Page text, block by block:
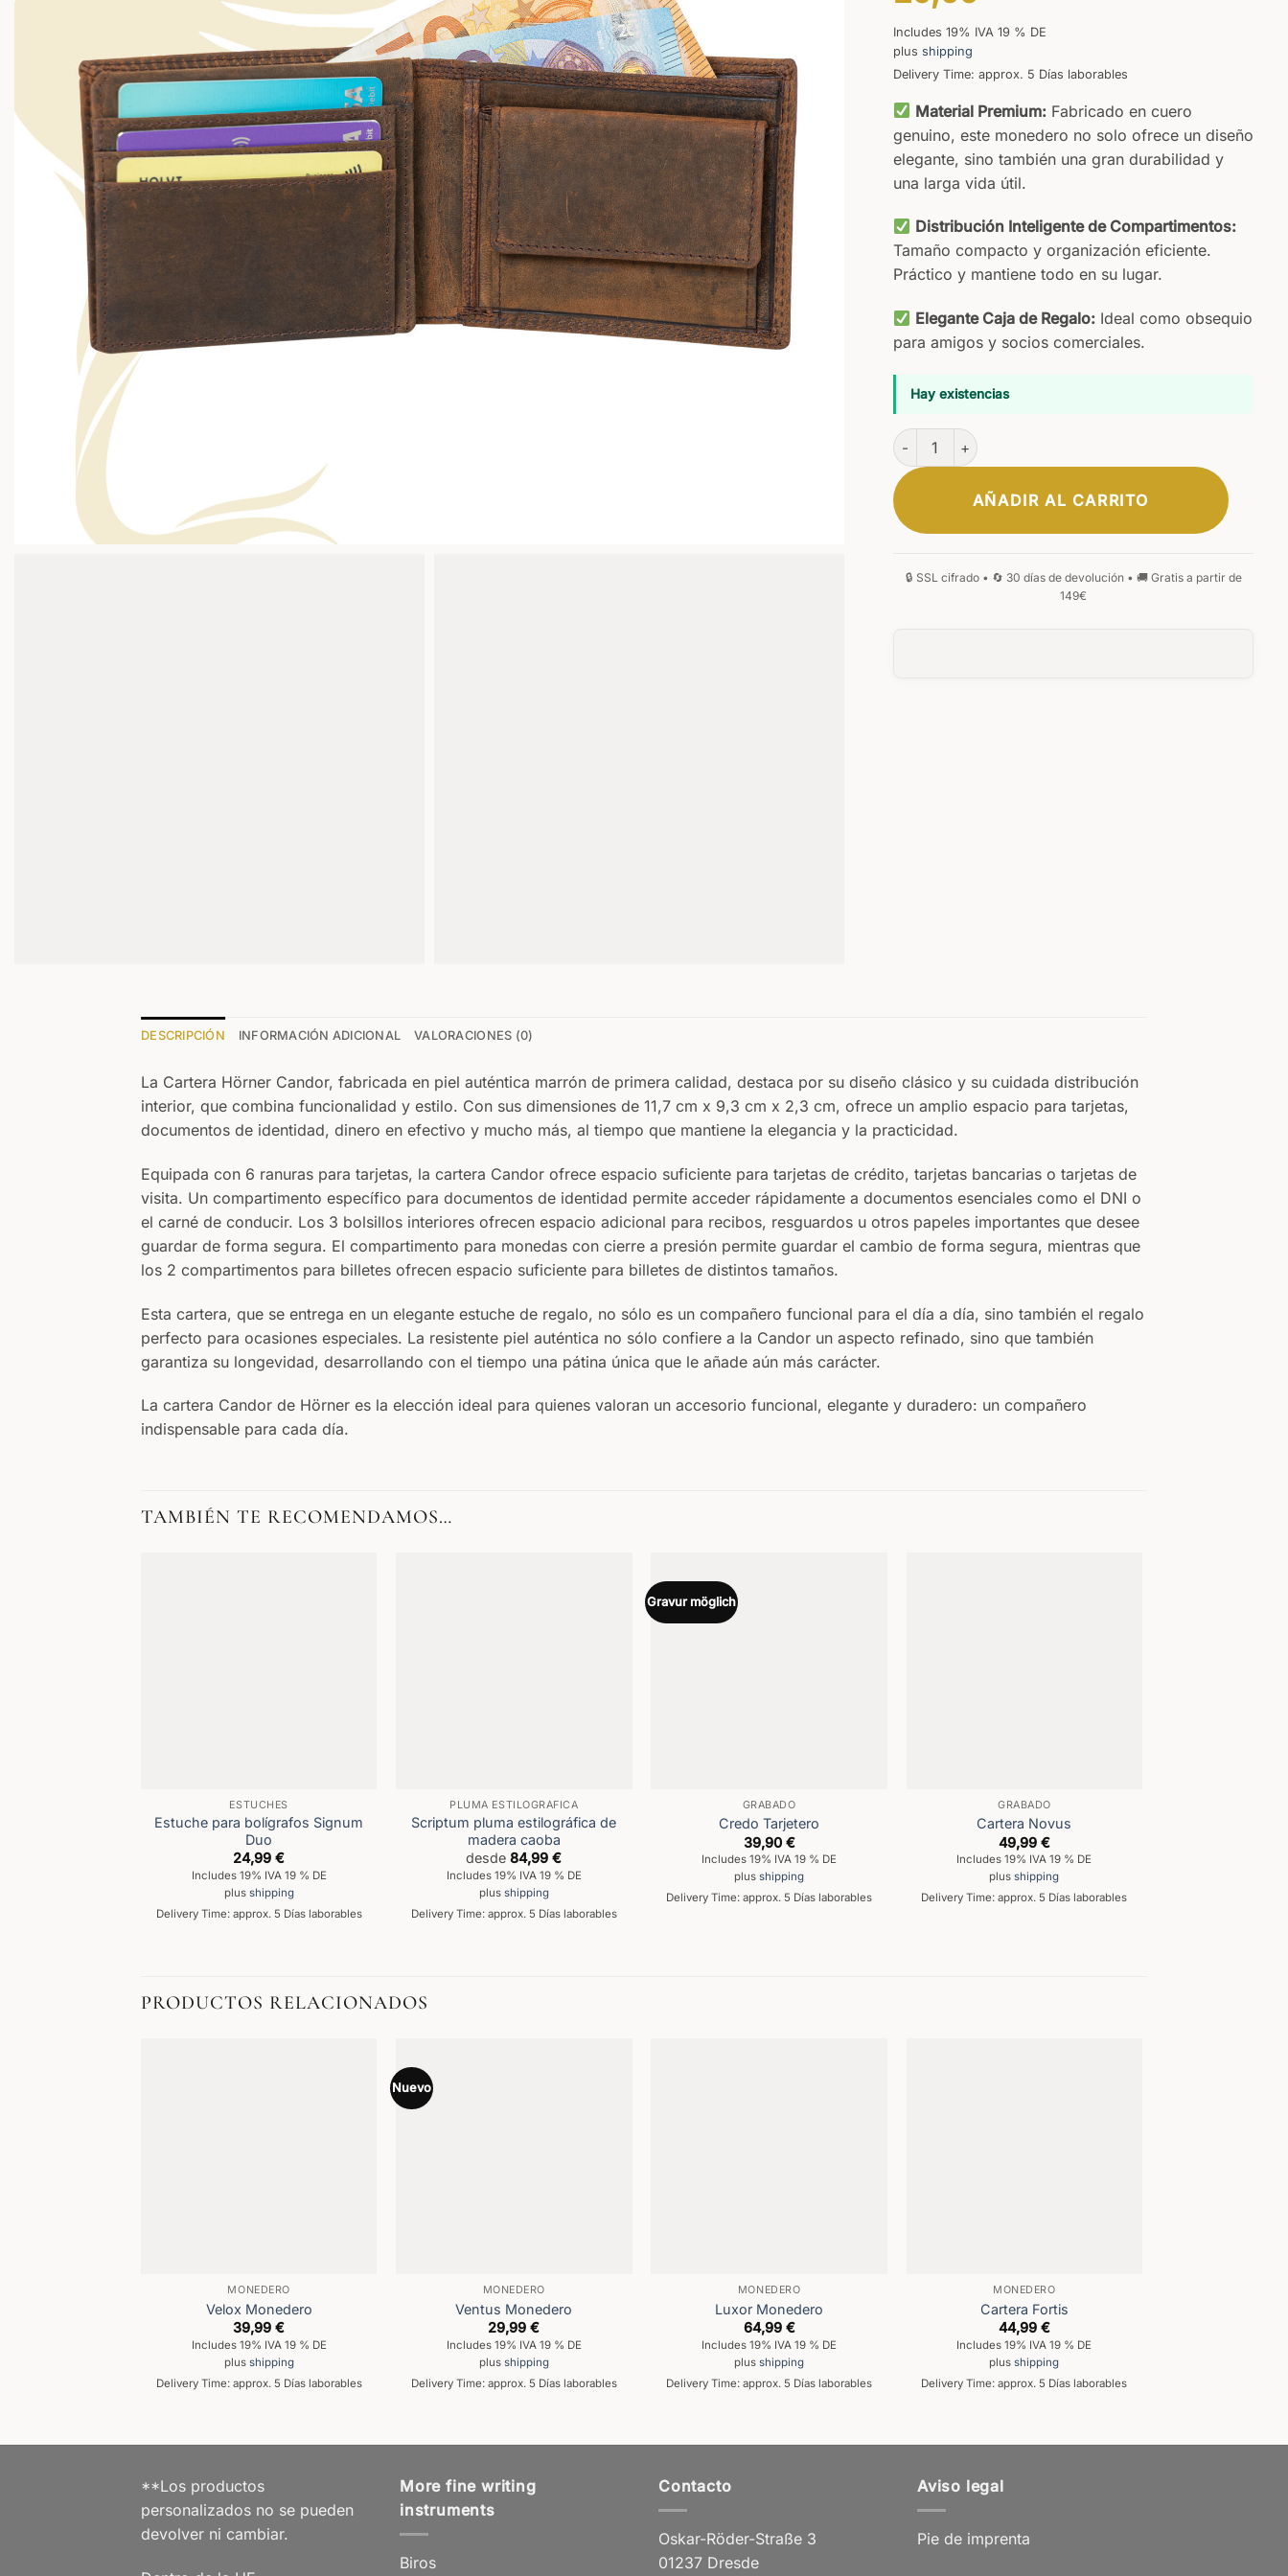
Includes 19% IVA 19 % DE
plus shipping
Delivery Time: approx. 5 Días laborables
Material Premium: Fabricado en cuero
genuino, este monedero no solo ofrece un diseño
elegante, sino también una gran durabilidad y
una larga vida útil.
Distribución Inteligente de Compartimentos:
Tamaño compacto y organización eficiente.
Práctico y mantiene todo en su lugar.
Elegante Caja de Regalo: Ideal como obsequio
para amigos y socios comerciales.
Hay existencias
Candor Monedero cantidad
AÑADIR AL CARRITO
DESCRIPCIÓN INFORMACIÓN ADICIONAL VALORACIONES (0)
La Cartera Hörner Candor, fabricada en piel auténtica marrón de primera calidad, destaca por su diseño clásico y su cuidada distribución
interior, que combina funcionalidad y estilo. Con sus dimensiones de 11,7 cm x 9,3 cm x 2,3 cm, ofrece un amplio espacio para tarjetas,
documentos de identidad, dinero en efectivo y mucho más, al tiempo que mantiene la elegancia y la practicidad.
Equipada con 6 ranuras para tarjetas, la cartera Candor ofrece espacio suficiente para tarjetas de crédito, tarjetas bancarias o tarjetas de
visita. Un compartimento específico para documentos de identidad permite acceder rápidamente a documentos esenciales como el DNI o
el carné de conducir. Los 3 bolsillos interiores ofrecen espacio adicional para recibos, resguardos u otros papeles importantes que desee
guardar de forma segura. El compartimento para monedas con cierre a presión permite guardar el cambio de forma segura, mientras que
los 2 compartimentos para billetes ofrecen espacio suficiente para billetes de distintos tamaños.
Esta cartera, que se entrega en un elegante estuche de regalo, no sólo es un compañero funcional para el día a día, sino también el regalo
perfecto para ocasiones especiales. La resistente piel auténtica no sólo confiere a la Candor un aspecto refinado, sino que también
garantiza su longevidad, desarrollando con el tiempo una pátina única que le añade aún más carácter.
La cartera Candor de Hörner es la elección ideal para quienes valoran un accesorio funcional, elegante y duradero: un compañero
indispensable para cada día.
TAMBIÉN TE RECOMENDAMOS…
ESTUCHES
Estuche para bolígrafos Signum
Duo
24,99€
Includes 19% IVA 19 % DE
plus shipping
Delivery Time: approx. 5 Días laborables
PLUMA ESTILOGRÁFICA
Scriptum pluma estilográfica de
madera caoba
desde84,99€
Includes 19% IVA 19 % DE
plus shipping
Delivery Time: approx. 5 Días laborables
Gravur möglich
GRABADO
Credo Tarjetero
39,90 €
Includes 19% IVA 19 % DE
plusshipping
Delivery Time: approx. 5 Días laborables
GRABADO
Cartera Novus
49,99 €
Includes 19% IVA 19 % DE
plusshipping
Delivery Time: approx. 5 Días laborables
PRODUCTOS RELACIONADOS
MONEDERO
Velox Monedero
39,99€
Includes 19% IVA 19 % DE
plus shipping
Delivery Time: approx. 5 Días laborables
Nuevo
MONEDERO
Ventus Monedero
29,99€
Includes 19% IVA 19 % DE
plus shipping
Delivery Time: approx. 5 Días laborables
MONEDERO
Luxor Monedero
64,99 €
Includes 19% IVA 19 % DE
plusshipping
Delivery Time: approx. 5 Días laborables
MONEDERO
Cartera Fortis
44,99 €
Includes 19% IVA 19 % DE
plusshipping
Delivery Time: approx. 5 Días laborables
**Los productos
personalizados no se pueden
devolver ni cambiar.
More fine writing
instruments
Biros
Contacto
Oskar-Röder-Straße 3
01237 Dresde
Aviso legal
Pie de imprenta